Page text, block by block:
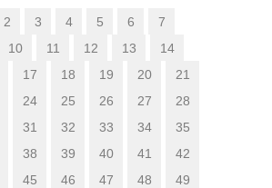
2 3 4 5 6
7
10 11 12 13
14
17 18 19 20
21
24 25 26 27
28
31 32 33 34
35
38 39 40 41
42
45 46 47 48
49